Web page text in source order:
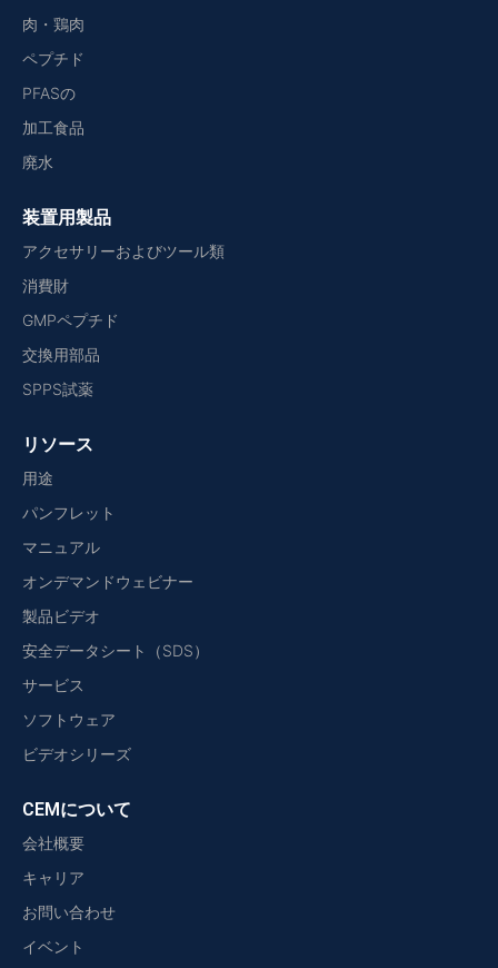
肉・鶏肉
ペプチド
PFASの
加工食品
廃水
装置用製品
アクセサリーおよびツール類
消費財
GMPペプチド
交換用部品
SPPS試薬
リソース
用途
パンフレット
マニュアル
オンデマンドウェビナー
製品ビデオ
安全データシート（SDS）
サービス
ソフトウェア
ビデオシリーズ
CEMについて
会社概要
キャリア
お問い合わせ
イベント